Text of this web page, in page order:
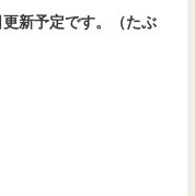
更新予定です。（たぶ